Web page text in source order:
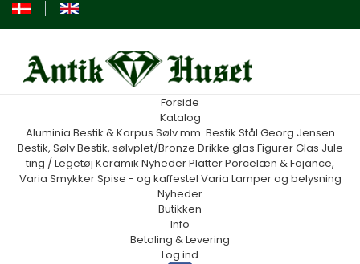
Forside
Katalog
Aluminia Bestik & Korpus Sølv mm. Bestik Stål Georg Jensen
Bestik, SølvBestik, sølvplet/Bronze Drikke glas FigurerGlas Jule
ting / Legetøj Keramik NyhederPlatterPorcelæn & Fajance,
Varia SmykkerSpise - og kaffestel Varia Lamper og belysning
Nyheder
Butikken
Info
Betaling & Levering
Log ind